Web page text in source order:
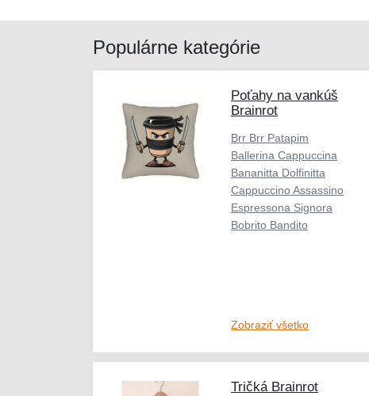
Populárne kategórie
Poťahy na vankúš
Brainrot
Brr Brr Patapim
Ballerina Cappuccina
Bananitta Dolfinitta
Cappuccino Assassino
Espressona Signora
Bobrito Bandito
Zobraziť všetko
Tričká Brainrot